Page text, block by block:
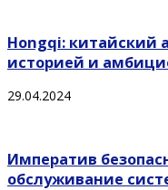
Hongqi: китайский
историей и
29.04.2024
Императив
обслуживание